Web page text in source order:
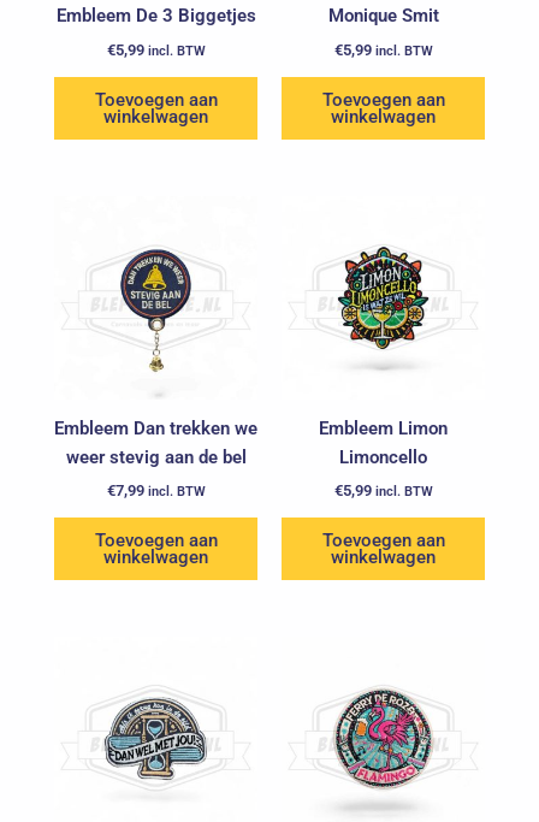
Embleem De 3 Biggetjes
€5,99 incl. BTW
Toevoegen aan
winkelwagen
Monique Smit
€5,99 incl. BTW
Toevoegen aan
winkelwagen
Embleem Dan trekken we
weer stevig aan de bel
€7,99 incl. BTW
Toevoegen aan
winkelwagen
Embleem Limon
Limoncello
€5,99 incl. BTW
Toevoegen aan
winkelwagen